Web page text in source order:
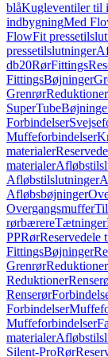
blåKugleventiler til
indbygningMed
FlowFit
pressetilslutninger
db20RørFittings
FittingsBøjninger
GrenrørReduktioner
SuperTube
Forbindelser
Muffeforbindelser
materialer
materialer
Afløbstilslutninger
Afløbsbøjninger
Overgangsmuffer
rørbærereTætninger
PPRørReservedele
FittingsBøjninger
GrenrørReduktioner
Reduktioner
Renserør
Forbindelser
Muffeforbindelser
materialer
Silent-ProRør